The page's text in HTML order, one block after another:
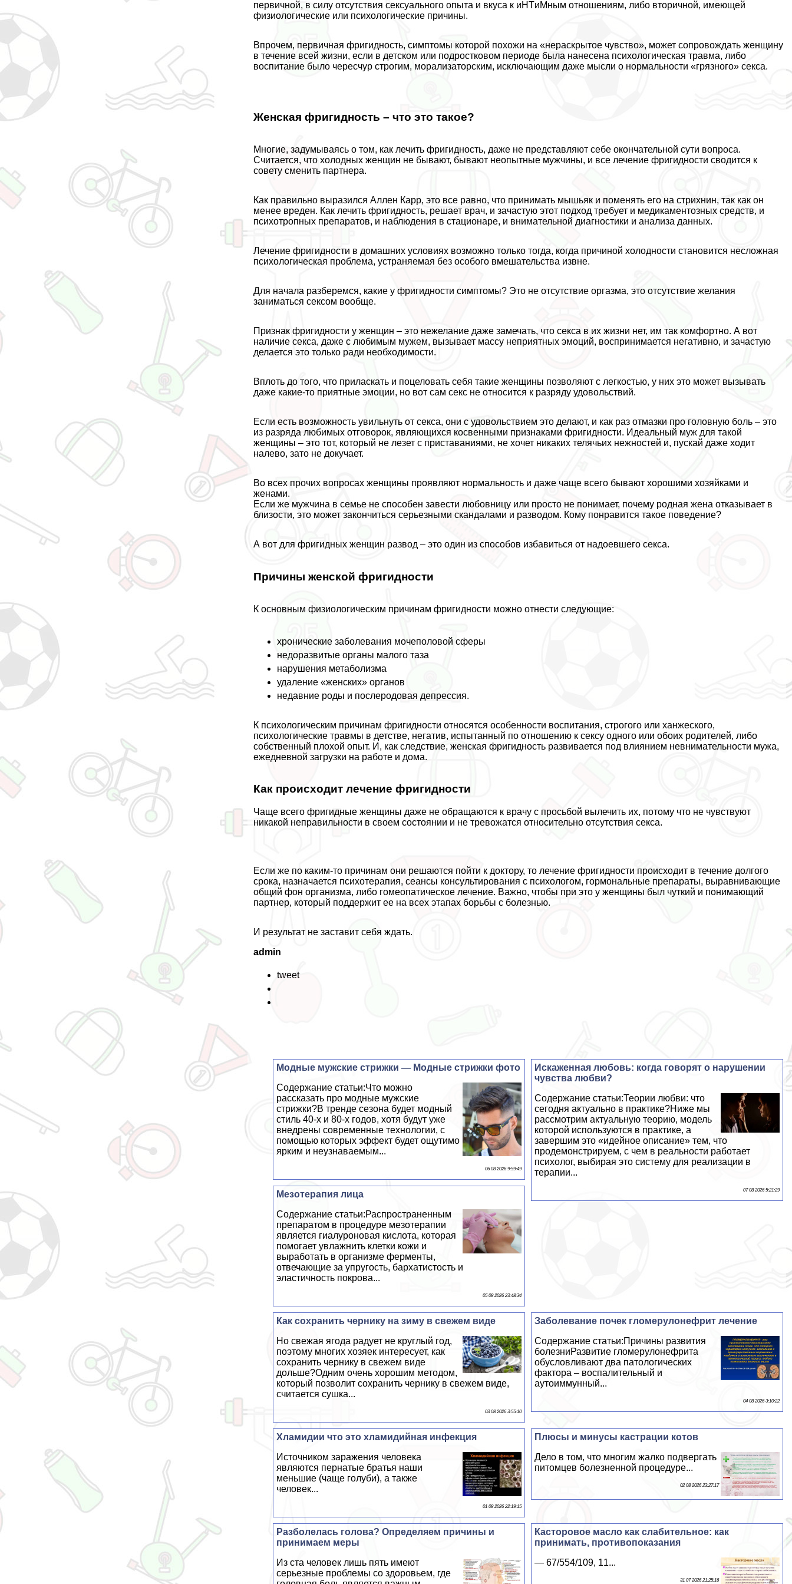
первичной, в силу отсутствия ceкcуального опыта и вкуса к иHTиMным отношениям, либо вторичной, имеющей
физиологические или психологические причины.
Впрочем, первичная фригидность, симптомы которой похожи на «нераскрытое чувство», может сопровождать женщину
в течение всей жизни, если в детском или подростковом периоде была нанесена психологическая травма, либо
воспитание было чересчур строгим, морализаторским, исключающим даже мысли о нормальности «грязного» ceкcа.
Женская фригидность – что это такое?
Многие, задумываясь о том, как лечить фригидность, даже не представляют себе окончательной сути вопроса.
Считается, что холодных женщин не бывают, бывают неопытные мужчины, и все лечение фригидности сводится к
совету сменить партнера.
Как правильно выразился Аллен Карр, это все равно, что принимать мышьяк и поменять его на стрихнин, так как он
менее вреден. Как лечить фригидность, решает врач, и зачастую этот подход требует и медикаментозных средств, и
психотропных препаратов, и наблюдения в стационаре, и внимательной диагностики и анализа данных.
Лечение фригидности в домашних условиях возможно только тогда, когда причиной холодности становится несложная
психологическая проблема, устраняемая без особого вмешательства извне.
Для начала разберемся, какие у фригидности симптомы? Это не отсутствие opгaзма, это отсутствие желания
заниматься ceкcом вообще.
Признак фригидности у женщин – это нежелание даже замечать, что ceкcа в их жизни нет, им так комфортно. А вот
наличие ceкcа, даже с любимым мужем, вызывает массу неприятных эмоций, воспринимается негативно, и зачастую
делается это только ради необходимости.
Вплоть до того, что приласкать и поцеловать себя такие женщины позволяют с легкостью, у них это может вызывать
даже какие-то приятные эмоции, но вот сам ceкc не относится к разряду удовольствий.
Если есть возможность увильнуть от ceкcа, они с удовольствием это делают, и как раз отмазки про головную боль – это
из разряда любимых отговорок, являющихся косвенными признаками фригидности. Идеальный муж для такой
женщины – это тот, который не лезет с приставаниями, не хочет никаких телячьих нежностей и, пускай даже ходит
налево, зато не докучает.
Во всех прочих вопросах женщины проявляют нормальность и даже чаще всего бывают хорошими хозяйками и
женами.
Если же мужчина в семье не способен завести любовницу или просто не понимает, почему родная жена отказывает в
близости, это может закончиться серьезными скандалами и разводом. Кому понравится такое поведение?
А вот для фригидных женщин развод – это один из способов избавиться от надоевшего ceкcа.
Причины женской фригидности
К основным физиологическим причинам фригидности можно отнести следующие:
хронические заболевания мочепoлoвoй сферы
недоразвитые органы малого таза
нарушения метаболизма
удаление «женских» органов
недавние роды и послеродовая депрессия.
К психологическим причинам фригидности относятся особенности воспитания, строгого или ханжеского,
психологические травмы в детстве, негатив, испытанный по отношению к ceкcу одного или обоих родителей, либо
собственный плохой опыт. И, как следствие, женская фригидность развивается под влиянием невнимательности мужа,
ежедневной загрузки на работе и дома.
Как происходит лечение фригидности
Чаще всего фригидные женщины даже не обращаются к врачу с просьбой вылечить их, потому что не чувствуют
никакой неправильности в своем состоянии и не тревожатся относительно отсутствия ceкcа.
Если же по каким-то причинам они решаются пойти к доктору, то лечение фригидности происходит в течение долгого
срока, назначается психотерапия, сеансы консультирования с психологом, гормональные препараты, выравнивающие
общий фон организма, либо гомеопатическое лечение. Важно, чтобы при это у женщины был чуткий и понимающий
партнер, который поддержит ее на всех этапах борьбы с болезнью.
И результат не заставит себя ждать.
admin
tweet
Искаженная любовь: когда говорят о нарушении
чувства любви?
Содержание статьи:Теории любви: что
сегодня актуально в пpaктике?Ниже мы
рассмотрим актуальную теорию, модель
которой используются в пpaктике, а
завершим это «идейное описание» тем, что
продемонстрируем, с чем в реальности работает
психолог, выбирая это систему для реализации в
терапии...
07 08 2026 5:21:29
Модные мужские стрижки — Модные стрижки фото
Содержание статьи:Что можно
рассказать про модные мужские
стрижки?В тренде сезона будет модный
стиль 40-х и 80-х годов, хотя будут уже
внедрены современные технологии, с
помощью которых эффект будет ощутимо
ярким и неузнаваемым...
06 08 2026 9:59:49
Мезотерапия лица
Содержание статьи:Распространенным
препаратом в процедуре мезотерапии
является гиалуроновая кислота, которая
помогает увлажнить клетки кожи и
выработать в организме ферменты,
отвечающие за упругость, бархатистость и
эластичность покрова...
05 08 2026 23:48:34
Заболевание почек гломерулонефрит лечение
Содержание статьи:Причины развития
болезниРазвитие гломерулонефрита
обусловливают два патологических
фактора – воспалительный и
аутоиммунный...
04 08 2026 3:10:22
Как сохранить чернику на зиму в свежем виде
Но свежая ягода радует не круглый год,
поэтому многих хозяек интересует, как
сохранить чернику в свежем виде
дольше?Одним очень хорошим методом,
который позволит сохранить чернику в свежем виде,
считается сушка...
03 08 2026 3:55:10
Плюсы и минусы кастрации котов
Дело в том, что многим жалко подвергать
питомцев болезненной процедуре...
02 08 2026 23:27:17
Хлaмидии что это xлaмидийная инфекция
Источником заражения человека
являются пернатые братья наши
меньшие (чаще гoлyби), а также
человек...
01 08 2026 22:19:15
Касторовое масло как слабительное: как
принимать, противопоказания
— 67/554/109, 11...
31 07 2026 21:25:16
Разболелась голова? Определяем причины и
принимаем меры
Из ста человек лишь пять имеют
серьезные проблемы со здоровьем, где